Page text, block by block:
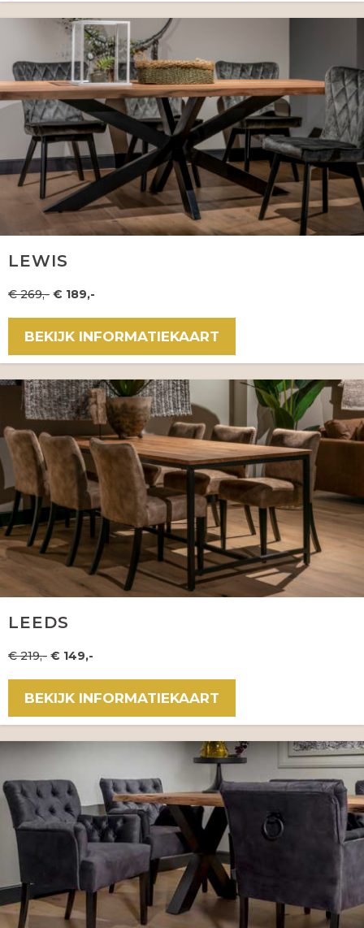
LEWIS
€ 269,- € 189,-
BEKIJK INFORMATIEKAART
LEEDS
€ 219,- € 149,-
BEKIJK INFORMATIEKAART